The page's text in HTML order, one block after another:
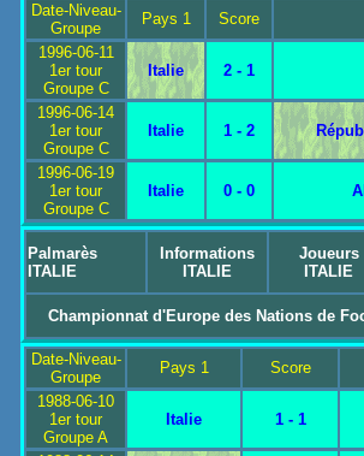
Date-Niveau-
Groupe
Pays 1 Score
1996-06-11
1er tour
Groupe C
Italie 2 - 1
1996-06-14
1er tour
Groupe C
Italie 1 - 2
1996-06-19
1er tour
Groupe C
Italie 0 - 0
Palmarès
ITALIE
Informations
ITALIE
Joueurs
ITALIE
Championnat d'Europe des Nations de
Date-Niveau-
Groupe
Pays 1 Score
1988-06-10
1er tour
Groupe A
Italie 1 - 1